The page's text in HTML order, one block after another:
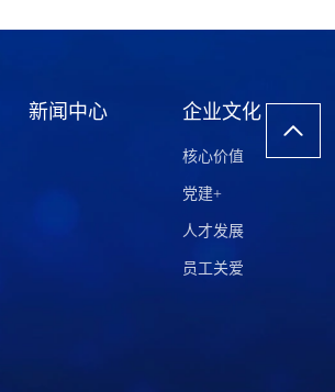
新闻中心 企业文化
核心价值
党建+
人才发展
员工关爱